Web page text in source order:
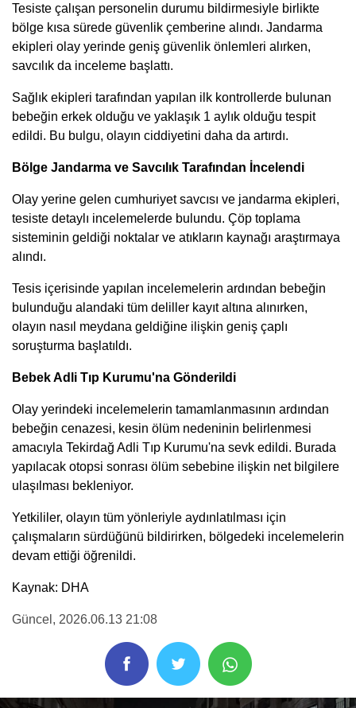
Tesiste çalışan personelin durumu bildirmesiyle birlikte
bölge kısa sürede güvenlik çemberine alındı. Jandarma
ekipleri olay yerinde geniş güvenlik önlemleri alırken,
savcılık da inceleme başlattı.
Sağlık ekipleri tarafından yapılan ilk kontrollerde bulunan
bebeğin erkek olduğu ve yaklaşık 1 aylık olduğu tespit
edildi. Bu bulgu, olayın ciddiyetini daha da artırdı.
Bölge Jandarma ve Savcılık Tarafından İncelendi
Olay yerine gelen cumhuriyet savcısı ve jandarma ekipleri,
tesiste detaylı incelemelerde bulundu. Çöp toplama
sisteminin geldiği noktalar ve atıkların kaynağı araştırmaya
alındı.
Tesis içerisinde yapılan incelemelerin ardından bebeğin
bulunduğu alandaki tüm deliller kayıt altına alınırken,
olayın nasıl meydana geldiğine ilişkin geniş çaplı
soruşturma başlatıldı.
Bebek Adli Tıp Kurumu'na Gönderildi
Olay yerindeki incelemelerin tamamlanmasının ardından
bebeğin cenazesi, kesin ölüm nedeninin belirlenmesi
amacıyla Tekirdağ Adli Tıp Kurumu'na sevk edildi. Burada
yapılacak otopsi sonrası ölüm sebebine ilişkin net bilgilere
ulaşılması bekleniyor.
Yetkililer, olayın tüm yönleriyle aydınlatılması için
çalışmaların sürdüğünü bildirirken, bölgedeki incelemelerin
devam ettiği öğrenildi.
Kaynak: DHA
Güncel , 2026.06.13 21:08